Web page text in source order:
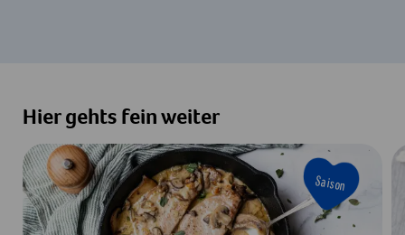
Hier gehts fein weiter
Saison